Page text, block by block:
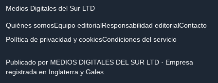
Medios Digitales del Sur LTD
Quiénes somosEquipo editorialResponsabilidad editorialContacto
Política de privacidad y cookiesCondiciones del servicio
Publicado por MEDIOS DIGITALES DEL SUR LTD · Empresa
registrada en Inglaterra y Gales.